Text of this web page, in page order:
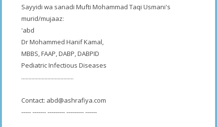
Sayyidi wa sanadi Mufti Mohammad Taqi Usmani's
murid/mujaaz:
'abd
Dr Mohammed Hanif Kamal,
MBBS, FAAP, DABP, DABPID
Pediatric Infectious Diseases
....................................
Contact: abd@ashrafiya.com
----- ------- --------- --------- ------